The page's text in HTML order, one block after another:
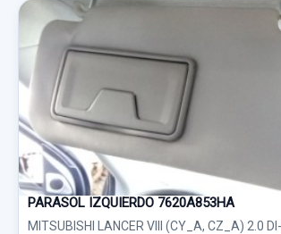
PARASOL IZQUIERDO 7620A853HA
MITSUBISHI LANCER VIII (CY_A, CZ_A) 2.0 DI-